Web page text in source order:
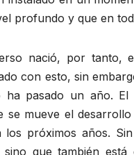
profundo y que en
nació, por tanto,
con esto, sin
pasado un año. El
se mueve el
los próximos años.
sino que también